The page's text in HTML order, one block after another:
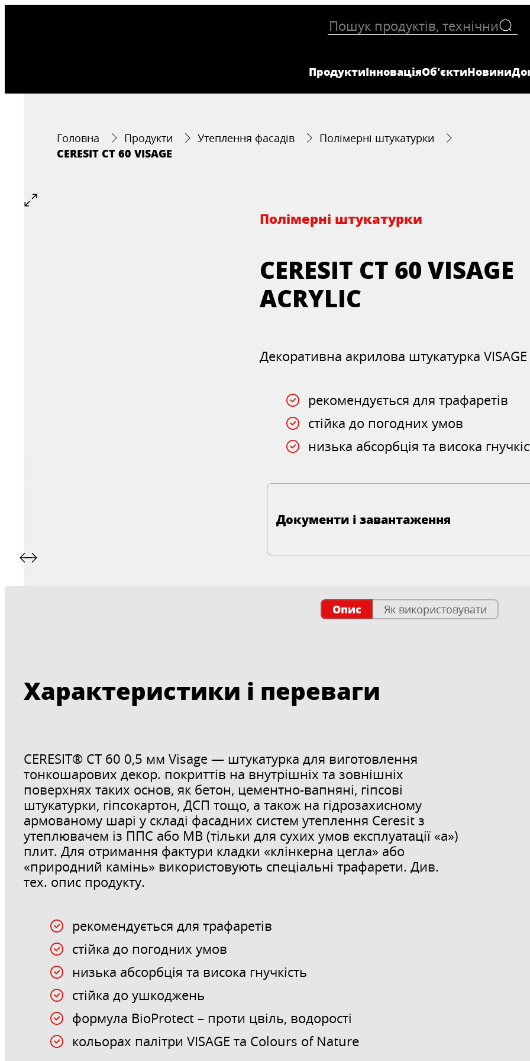
ПродуктиІнноваціяОб'єктиНовини
Головна Продукти Утеплення фасадів Полімерні штукатурки
CERESIT CT 60 VISAGE
Полімерні штукатурки
CERESIT CT 60 VISAGE
ACRYLIC
Декоративна акрилова штукатурка VISAGE
рекомендується для трафаретів
стійка до погодних умов
низька абсорбція та висока
Документи і завантаження
Опис Як використовувати
Характеристики і переваги
CERESIT® CT 60 0,5 мм Visage — штукатурка для виготовлення
тонкошарових декор. покриттів на внутрішніх та зовнішніх
поверхнях таких основ, як бетон, цементно-вапняні, гіпсові
штукатурки, гіпсокартон, ДСП тощо, а також на гідрозахисному
армованому шарі у складі фасадних систем утеплення Ceresit з
утеплювачем із ППС або МВ (тільки для сухих умов експлуатації «а»)
плит. Для отримання фактури кладки «клінкерна цегла» або
«природний камінь» використовують спеціальні трафарети. Див.
тех. опис продукту.
рекомендується для трафаретів
стійка до погодних умов
низька абсорбція та висока гнучкість
стійка до ушкоджень
формула BioProtect – проти цвіль, водорості
кольорах палітри VISAGE та Colours of Nature